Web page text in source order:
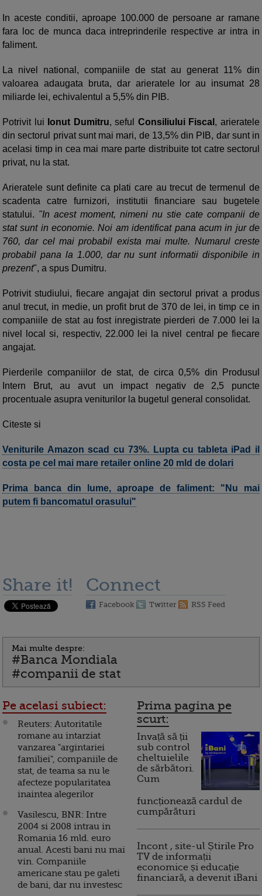
In aceste conditii, aproape 100.000 de persoane ar ramane
fara loc de munca daca intreprinderile respective ar intra in
faliment.
La nivel national, companiile de stat au generat 11% din
valoarea adaugata bruta, dar arieratele lor au insumat 28
miliarde lei, echivalentul a 5,5% din PIB.
Potrivit lui Ionut Dumitru, seful Consiliului Fiscal , arieratele
din sectorul privat sunt mai mari, de 13,5% din PIB, dar sunt in
acelasi timp in cea mai mare parte distribuite tot catre sectorul
privat, nu la stat.
Arieratele sunt definite ca plati care au trecut de termenul de
scadenta catre furnizori, institutii financiare sau bugetele
statului. "In acest moment, nimeni nu stie cate companii de
stat sunt in economie. Noi am identificat pana acum in jur de
760, dar cel mai probabil exista mai multe. Numarul creste
probabil pana la 1.000, dar nu sunt informatii disponibile in
prezent", a spus Dumitru.
Potrivit studiului, fiecare angajat din sectorul privat a produs
anul trecut, in medie, un profit brut de 370 de lei, in timp ce in
companiile de stat au fost inregistrate pierderi de 7.000 lei la
nivel local si, respectiv, 22.000 lei la nivel central pe fiecare
angajat.
Pierderile companiilor de stat, de circa 0,5% din Produsul
Intern Brut, au avut un impact negativ de 2,5 puncte
procentuale asupra veniturilor la bugetul general consolidat.
Citeste si
Veniturile Amazon scad cu 73%. Lupta cu tableta iPad il
costa pe cel mai mare retailer online 20 mld de dolari
Prima banca din lume, aproape de faliment: "Nu mai
putem fi bancomatul orasului"
Share it! Connect
Facebook Twitter RSS Feed
Mai multe despre:
#Banca Mondiala
#companii de stat
Pe acelasi subiect:
Reuters: Autoritatile
romane au intarziat
vanzarea "argintariei
familiei", companiile de
stat, de teama sa nu le
afecteze popularitatea
inaintea alegerilor
Vasilescu, BNR: Intre
2004 si 2008 intrau in
Romania 16 mld. euro
anual. Acesti bani nu mai
vin. Companiile
americane stau pe galeti
de bani, dar nu investesc
Prima pagina pe
scurt:
Invață să ții
sub control
cheltuielile
de sărbători.
Cum
funcționează cardul de
cumpărături
Incont , site-ul Știrile Pro
TV de informații
economice și educație
financiară, a devenit iBani